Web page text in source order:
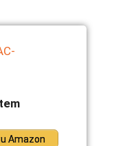
Amazon